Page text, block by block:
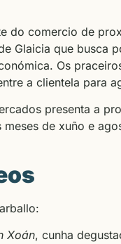
do comercio de
Glaicia que busca
Os
a clientela para
presenta a
de xuño e
Xoán, cunha